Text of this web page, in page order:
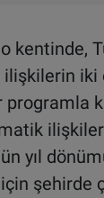
kentinde,
ilişkilerin
programla
yıl
şehirde